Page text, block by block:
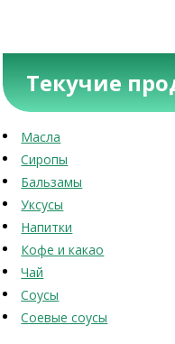
Текучие
Масла
Сиропы
Бальзамы
Уксусы
Напитки
Кофе и какао
Чай
Соусы
Соевые соусы